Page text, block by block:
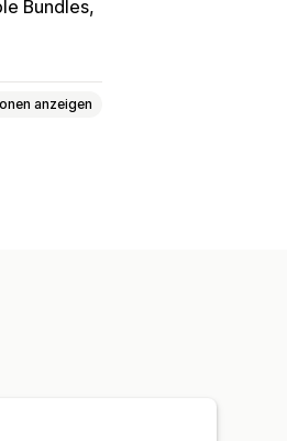
Bundles
anzeigen